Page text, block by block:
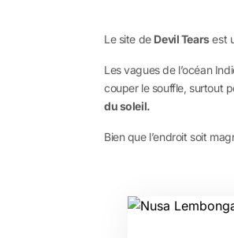
Le site de Devil Tearsest
Les vagues de l’océan
couper le souffle, surtout
du soleil.
Bien que l’endroit soit